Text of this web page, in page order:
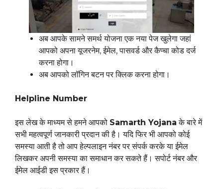
अब आपके सामने समर्थ योजना एक नया पेज खुलेगा जहां
आपको अपना यूजरनेम, ईमेल, पासवर्ड और कैप्चा कोड दर्ज
करना होगा।
अब आपको लॉगिन बटन पर क्लिक करना होगा।
Helpline Number
इस लेख के माध्यम से हमने आपको Samarth Yojana के बारे में
सभी महत्वपूर्ण जानकारी प्रदान की है। यदि फिर भी आपको कोई
समस्या आती है तो आप हेल्पलाइन नंबर पर संपर्क करके या ईमेल
लिखकर अपनी समस्या का समाधान कर सकते हैं। सपोर्ट नंबर और
ईमेल आईडी इस प्रकार हैं।